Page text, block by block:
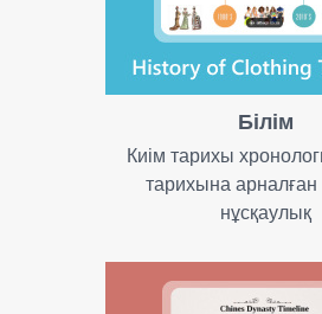
Білім
Киім тарихы
тарихына арналған
нұсқаулық